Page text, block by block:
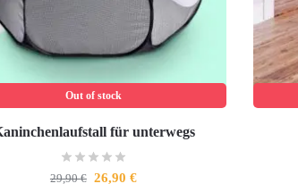
Out of stock
für unterwegs
29,90€ 26,90€